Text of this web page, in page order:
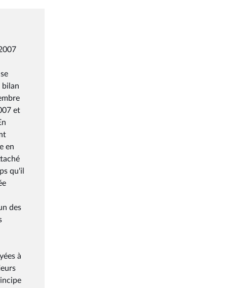
bilan
et
en
qu'il
des
à